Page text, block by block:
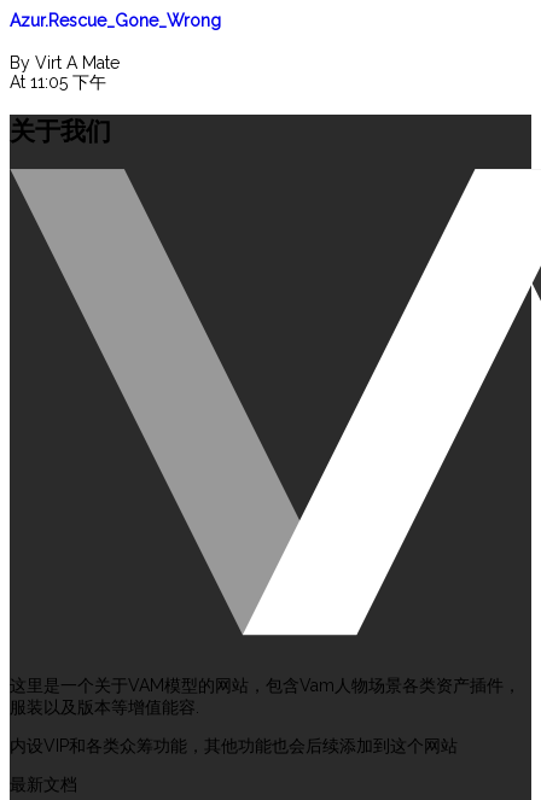
Azur.Rescue_Gone_Wrong
By Virt A Mate
At 11:05 下午
关于我们
这里是一个关于VAM模型的网站，包含Vam人物场景各类资产插件，
服装以及版本等增值能容.
内设VIP和各类众筹功能，其他功能也会后续添加到这个网站
最新文档